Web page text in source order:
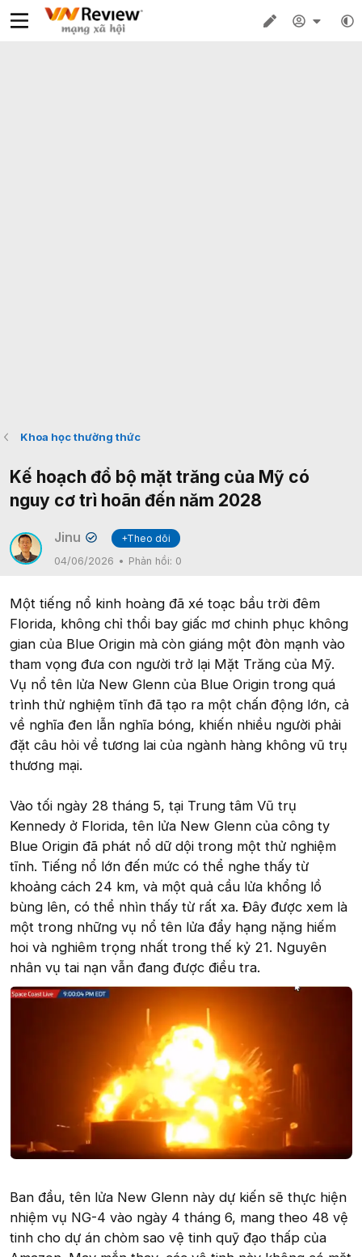
Khoa học thường thức
Kế hoạch đổ bộ mặt trăng của Mỹ có
nguy cơ trì hoãn đến năm 2028
Jinu ✔
+Theo dõi
04/06/2026
Phản hồi: 0
Một tiếng nổ kinh hoàng đã xé toạc bầu trời đêm
Florida, không chỉ thổi bay giấc mơ chinh phục không
gian của Blue Origin mà còn giáng một đòn mạnh vào
tham vọng đưa con người trở lại Mặt Trăng của Mỹ.
Vụ nổ tên lửa New Glenn của Blue Origin trong quá
trình thử nghiệm tĩnh đã tạo ra một chấn động lớn, cả
về nghĩa đen lẫn nghĩa bóng, khiến nhiều người phải
đặt câu hỏi về tương lai của ngành hàng không vũ trụ
thương mại.
Vào tối ngày 28 tháng 5, tại Trung tâm Vũ trụ
Kennedy ở Florida, tên lửa New Glenn của công ty
Blue Origin đã phát nổ dữ dội trong một thử nghiệm
tĩnh. Tiếng nổ lớn đến mức có thể nghe thấy từ
khoảng cách 24 km, và một quả cầu lửa khổng lồ
bùng lên, có thể nhìn thấy từ rất xa. Đây được xem là
một trong những vụ nổ tên lửa đẩy hạng nặng hiếm
hoi và nghiêm trọng nhất trong thế kỷ 21. Nguyên
nhân vụ tai nạn vẫn đang được điều tra.
Ban đầu, tên lửa New Glenn này dự kiến sẽ thực hiện
nhiệm vụ NG-4 vào ngày 4 tháng 6, mang theo 48 vệ
tinh cho dự án chòm sao vệ tinh quỹ đạo thấp của